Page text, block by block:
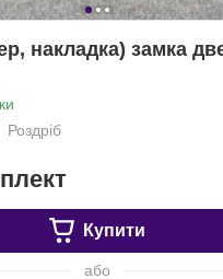
накладка) замка
Роздріб
Купити
або